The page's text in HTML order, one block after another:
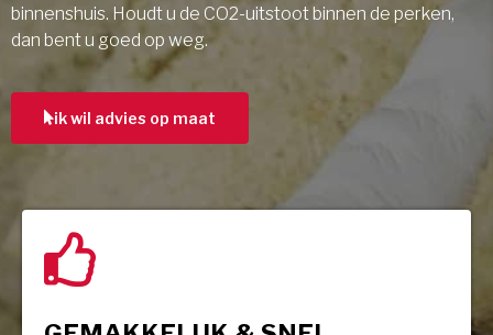
binnenshuis. Houdt u de CO2-uitstoot binnen de perken,
dan bent u goed op weg.
ik wil advies op maat